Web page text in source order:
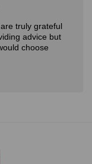
excelente y
comprar arte y
bien!